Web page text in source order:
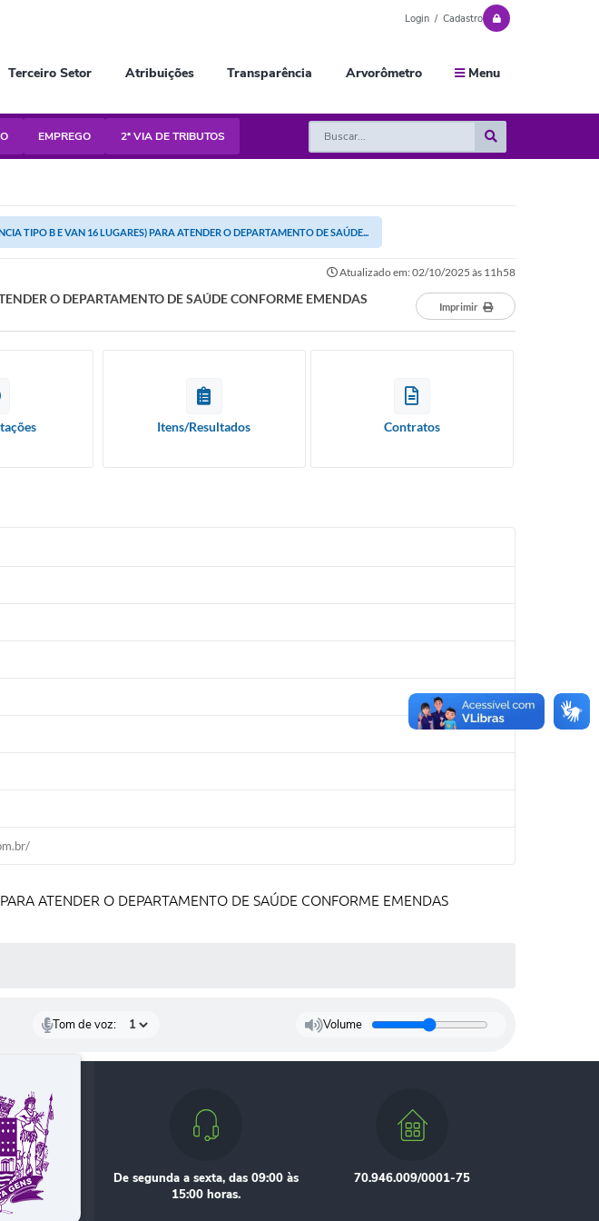
Login / Cadastro
Terceiro Setor Atribuições Transparência Arvorômetro Menu
EMPREGO 2ª VIA DE TRIBUTOS
TIPO B E VAN 16 LUGARES) PARA ATENDER O DEPARTAMENTO DE SAÚDE...
Atualizado em: 02/10/2025 às 11h58
O DEPARTAMENTO DE SAÚDE CONFORME EMENDAS
Imprimir
Itens/Resultados Contratos
ATENDER O DEPARTAMENTO DE SAÚDE CONFORME EMENDAS
Tom de voz: Volume
De segunda a sexta, das 09:00 às
15:00 horas.
70.946.009/0001-75